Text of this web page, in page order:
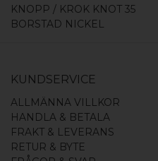
KNOPP / KROK KNOT 35
BORSTAD NICKEL
KUNDSERVICE
ALLMÄNNA VILLKOR
HANDLA & BETALA
FRAKT & LEVERANS
RETUR & BYTE